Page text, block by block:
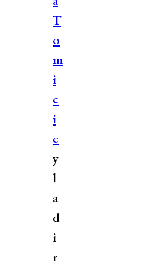
T
o
m
i
c
i
c
y
l
a
d
i
r